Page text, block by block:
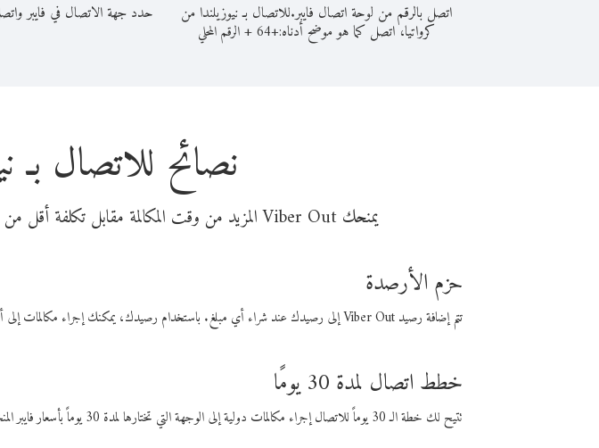
اتصل بالرقم من لوحة اتصال فايبر.للاتصال بـ نيوزيلندا من
كرواتيا، اتصل كما هو موضح أدناه:+
64
+الرقم المحلي
حدد جهة الاتصال في فايبر
نصائح للاتصال بـ
يمنحك Viber Out المزيد من وقت المكالمة مقابل تكلفة أقل من المال. اختر من أحد خيارات الاتصال المرنة ذات السعر المنخفض:
حزم الأرصدة
تتم إضافة رصيد Viber Out إلى رصيدك عند شراء أي مبلغ. باستخدام رصيدك، يمكنك إجراء مكالمات إلى أي رقم في العالم بأسعار فايبر المنخفضة.
خطط اتصال لمدة 30 يومًا
تتيح لك خطة الـ 30 يوماً للاتصال إجراء مكالمات دولية إلى الوجهة التي تختارها لمدة 30 يوماً بأسعار فايبر المنخفضة.